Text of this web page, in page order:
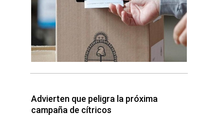
Advierten que peligra la próxima
campaña de cítricos